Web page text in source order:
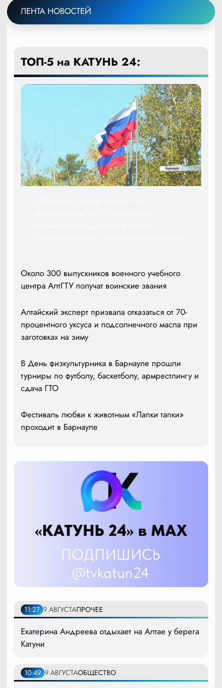
ЛЕНТА НОВОСТЕЙ
ТОП-5 на КАТУНЬ 24:
Около 300 выпускников военного учебного
центра АлтГТУ получат воинские звания
Алтайский эксперт призвала отказаться от 70-
процентного уксуса и подсолнечного масла при
заготовках на зиму
В День физкультурника в Барнауле прошли
турниры по футболу, баскетболу, армрестлингу и
сдача ГТО
Фестиваль любви к животным «Лапки тапки»
проходит в Барнауле
11:27 9 АВГУСТАПРОЧЕЕ
Екатерина Андреева отдыхает на Алтае у берега
Катуни
10:49 9 АВГУСТАОБЩЕСТВО